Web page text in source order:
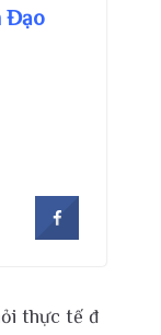
Đạo
thực tế đ